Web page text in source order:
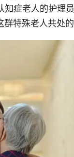
症老人的护理
特殊老人共处的